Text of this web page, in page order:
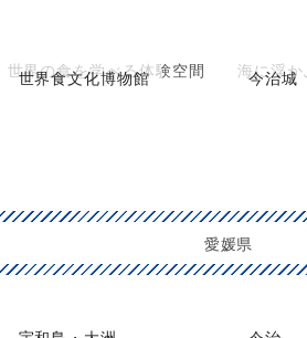
世界食文化博物館
世界の食を学べる体験空間 今治城
海に浮
愛媛県